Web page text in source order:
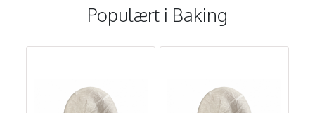
Populært i Baking